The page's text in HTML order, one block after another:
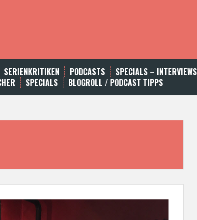
SERIENKRITIKEN PODCASTS SPECIALS – INTERVIEWS
SPECIALS BLOGROLL / PODCAST TIPPS